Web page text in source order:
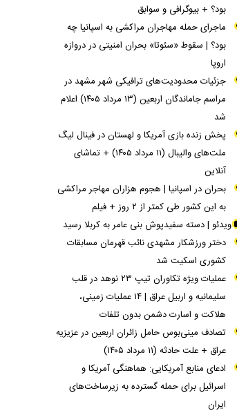
بود؟ + بیوگرافی و سوابق
ماجرای حمله مهاجران مراکشی به اسپانیا چه
بود؟ | سقوط «سئوتا» بحران امنیتی در دروازه
اروپا
جزئیات محدودیت‌های ترافیکی شهر مشهد در
مراسم جاماندگان اربعین (۱۳ مرداد ۱۴۰۵) اعلام
شد
پخش زنده بازی آمریکا و لهستان در فینال لیگ
ملت‌های والیبال (۱۱ مرداد ۱۴۰۵) + تماشای
آنلاین
بحران در اسپانیا | هجوم هزاران مهاجر مراکشی
به این کشور طی کمتر از ۲ روز + فیلم
ویدئو | دسته سفیدپوش بنی‌ عامر به کربلا رسید
دختر ورزشکار مشهدی نائب قهرمان مسابقات
کشوری اسکیت شد
عملیات ویژه تکاوران تیپ ۲۳ نوهد در قلب
سلیمانیه و اربیل عراق | ۱۴ عملیات زمینی،
هلاکت و اسارت دشمن بدون تلفات
تصادف مینی‌بوس حامل زائران اربعین در عزیزیه
عراق + علت حادثه (۱۱ مرداد ۱۴۰۵)
ادعای منابع آمریکایی: هماهنگی آمریکا و
اسرائیل برای حمله گسترده به زیرساخت‌های
ایران